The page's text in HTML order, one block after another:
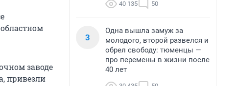
заводе
привезли
40 135 50
3
Одна вышла замуж за
молодого, второй развелся и
обрел свободу: тюменцы —
про перемены в жизни после
40 лет